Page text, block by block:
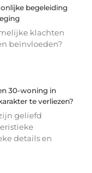
begeleiding
klachten
beïnvloeden?
30-woning in
te verliezen?
geliefd
details en